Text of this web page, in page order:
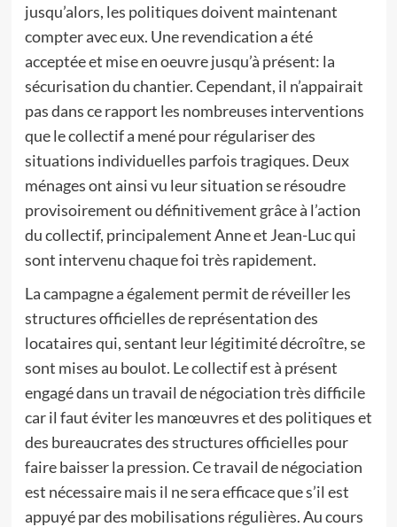
jusqu’alors, les politiques doivent maintenant
compter avec eux. Une revendication a été
acceptée et mise en oeuvre jusqu’à présent: la
sécurisation du chantier. Cependant, il n’appairait
pas dans ce rapport les nombreuses interventions
que le collectif a mené pour régulariser des
situations individuelles parfois tragiques. Deux
ménages ont ainsi vu leur situation se résoudre
provisoirement ou définitivement grâce à l’action
du collectif, principalement Anne et Jean-Luc qui
sont intervenu chaque foi très rapidement.
La campagne a également permit de réveiller les
structures officielles de représentation des
locataires qui, sentant leur légitimité décroître, se
sont mises au boulot. Le collectif est à présent
engagé dans un travail de négociation très difficile
car il faut éviter les manœuvres et des politiques et
des bureaucrates des structures officielles pour
faire baisser la pression. Ce travail de négociation
est nécessaire mais il ne sera efficace que s’il est
appuyé par des mobilisations régulières. Au cours